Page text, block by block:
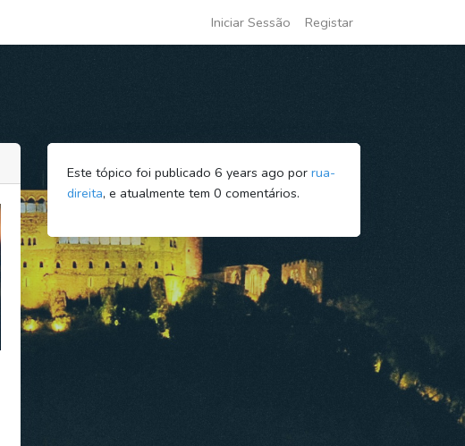
Iniciar Sessão Registar
Este tópico foi publicado 6 years ago por rua-
direita, e atualmente tem 0 comentários.